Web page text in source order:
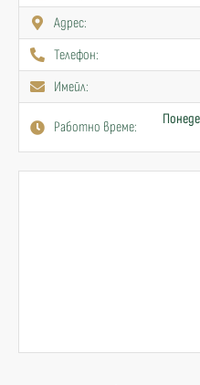
Адрес:
Телефон:
Имейл:
Работно време: